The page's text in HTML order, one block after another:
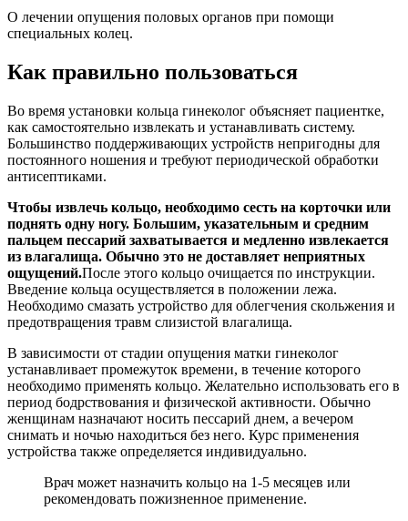
О лечении опущения половых органов при помощи
специальных колец.
Как правильно пользоваться
Во время установки кольца гинеколог объясняет пациентке,
как самостоятельно извлекать и устанавливать систему.
Большинство поддерживающих устройств непригодны для
постоянного ношения и требуют периодической обработки
антисептиками.
Чтобы извлечь кольцо, необходимо сесть на корточки или
поднять одну ногу. Большим, указательным и средним
пальцем пессарий захватывается и медленно извлекается
из влагалища. Обычно это не доставляет неприятных
ощущений.После этого кольцо очищается по инструкции.
Введение кольца осуществляется в положении лежа.
Необходимо смазать устройство для облегчения скольжения и
предотвращения травм слизистой влагалища.
В зависимости от стадии опущения матки гинеколог
устанавливает промежуток времени, в течение которого
необходимо применять кольцо. Желательно использовать его в
период бодрствования и физической активности. Обычно
женщинам назначают носить пессарий днем, а вечером
снимать и ночью находиться без него. Курс применения
устройства также определяется индивидуально.
Врач может назначить кольцо на 1-5 месяцев или
рекомендовать пожизненное применение.